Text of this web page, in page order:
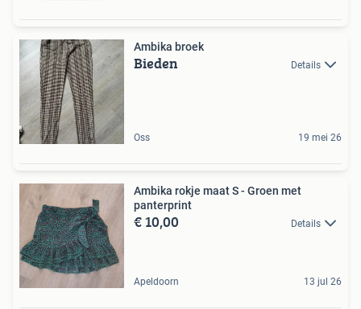
Ambika broek
Bieden Details
Oss 19 mei 26
Ambika rokje maat S - Groen met
panterprint
€ 10,00 Details
Apeldoorn 13 jul 26